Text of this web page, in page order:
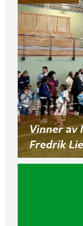
Vinner av
Fredrik Lie